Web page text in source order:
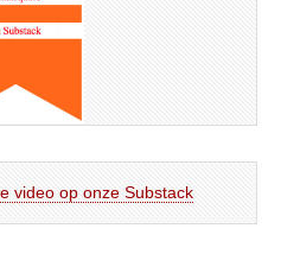
video op onze Substack